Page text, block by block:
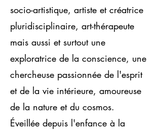
socio-artistique, artiste et créatrice
pluridisciplinaire, art-thérapeute
mais aussi et surtout une
exploratrice de la conscience, une
chercheuse passionnée de l'esprit
et de la vie intérieure, amoureuse
de la nature et du cosmos.
Éveillée depuis l'enfance à la